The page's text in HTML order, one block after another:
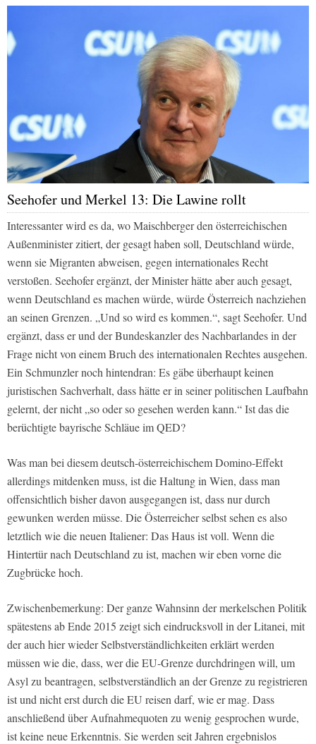
Seehofer und Merkel 13: Die Lawine rollt
Interessanter wird es da, wo Maischberger den österreichischen
Außenminister zitiert, der gesagt haben soll, Deutschland würde,
wenn sie Migranten abweisen, gegen internationales Recht
verstoßen. Seehofer ergänzt, der Minister hätte aber auch gesagt,
wenn Deutschland es machen würde, würde Österreich nachziehen
an seinen Grenzen. „Und so wird es kommen.“, sagt Seehofer. Und
ergänzt, dass er und der Bundeskanzler des Nachbarlandes in der
Frage nicht von einem Bruch des internationalen Rechtes ausgehen.
Ein Schmunzler noch hintendran: Es gäbe überhaupt keinen
juristischen Sachverhalt, dass hätte er in seiner politischen Laufbahn
gelernt, der nicht „so oder so gesehen werden kann.“ Ist das die
berüchtigte bayrische Schläue im QED?
Was man bei diesem deutsch-österreichischem Domino-Effekt
allerdings mitdenken muss, ist die Haltung in Wien, dass man
offensichtlich bisher davon ausgegangen ist, dass nur durch
gewunken werden müsse. Die Österreicher selbst sehen es also
letztlich wie die neuen Italiener: Das Haus ist voll. Wenn die
Hintertür nach Deutschland zu ist, machen wir eben vorne die
Zugbrücke hoch.
Zwischenbemerkung: Der ganze Wahnsinn der merkelschen Politik
spätestens ab Ende 2015 zeigt sich eindrucksvoll in der Litanei, mit
der auch hier wieder Selbstverständlichkeiten erklärt werden
müssen wie die, dass, wer die EU-Grenze durchdringen will, um
Asyl zu beantragen, selbstverständlich an der Grenze zu registrieren
ist und nicht erst durch die EU reisen darf, wie er mag. Dass
anschließend über Aufnahmequoten zu wenig gesprochen wurde,
ist keine neue Erkenntnis. Sie werden seit Jahren ergebnislos